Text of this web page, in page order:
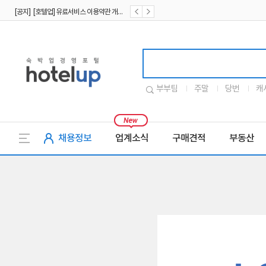
부부팀 주말 당번 캐
채용정보 업계소식 구매견적 부동산